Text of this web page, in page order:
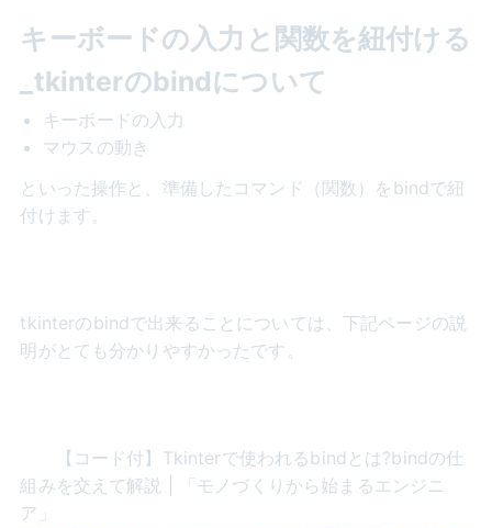
キーボードの入力と関数を紐付ける
_tkinterのbindについて
キーボードの入力
マウスの動き
といった操作と、準備したコマンド（関数）をbindで紐
付けます。
tkinterのbindで出来ることについては、下記ページの説
明がとても分かりやすかったです。
【コード付】Tkinterで使われるbindとは?bindの仕
組みを交えて解説 | 「モノづくりから始まるエンジニ
ア」